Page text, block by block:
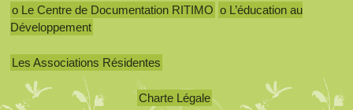
o Le Centre de Documentation RITIMO o L’éducation au
Développement
Les Associations Résidentes
Charte Légale